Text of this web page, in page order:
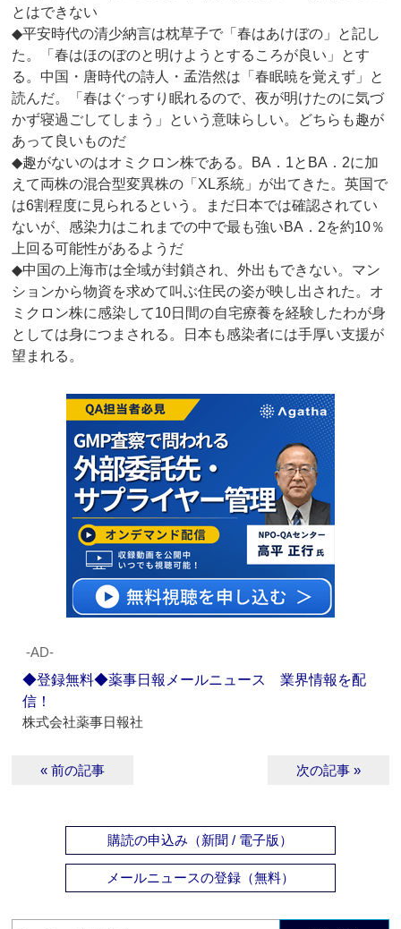
とはできない
◆平安時代の清少納言は枕草子で「春はあけぼの」と記し
た。「春はほのぼのと明けようとするころが良い」とす
る。中国・唐時代の詩人・孟浩然は「春眠暁を覚えず」と
読んだ。「春はぐっすり眠れるので、夜が明けたのに気づ
かず寝過ごしてしまう」という意味らしい。どちらも趣が
あって良いものだ
◆趣がないのはオミクロン株である。BA．1とBA．2に加
えて両株の混合型変異株の「XL系統」が出てきた。英国で
は6割程度に見られるという。まだ日本では確認されてい
ないが、感染力はこれまでの中で最も強いBA．2を約10％
上回る可能性があるようだ
◆中国の上海市は全域が封鎖され、外出もできない。マン
ションから物資を求めて叫ぶ住民の姿が映し出された。オ
ミクロン株に感染して10日間の自宅療養を経験したわが身
としては身につまされる。日本も感染者には手厚い支援が
望まれる。
‐AD‐
◆登録無料◆薬事日報メールニュース 業界情報を配
信！
株式会社薬事日報社
« 前の記事 次の記事 »
購読の申込み（新聞 / 電子版）
メールニュースの登録（無料）